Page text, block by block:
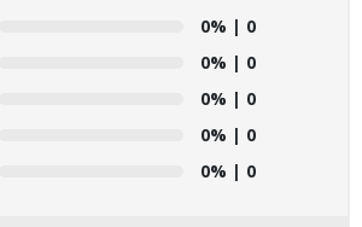
0% | 0
0% | 0
0% | 0
0% | 0
0% | 0